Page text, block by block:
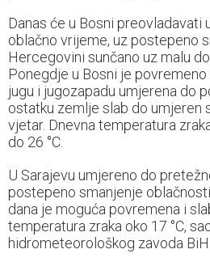
Danas će u Bosni
oblačno vrijeme, uz postepeno
Hercegovini sunčano uz malu
Ponegdje u Bosni je
jugu i jugozapadu umjerena do
ostatku zemlje slab do umjeren
vjetar. Dnevna temperatura
do 26 °C.
U Sarajevu umjereno do
postepeno smanjenje
dana je moguća povremena i
temperatura zraka oko 17 °C,
hidrometeorološkog zavoda BiH.